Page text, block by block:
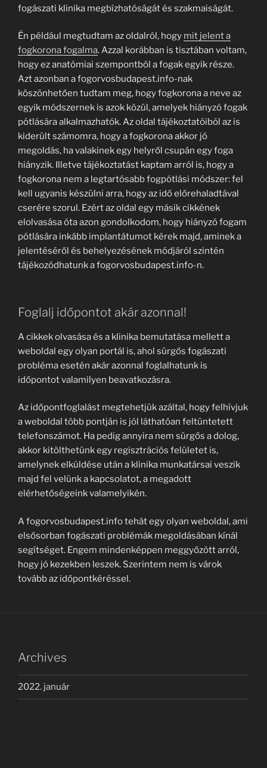
fogászati klinika megbízhatóságát és szakmaiságát.
Én például megtudtam az oldalról, hogy mit jelent a
fogkorona fogalma. Azzal korábban is tisztában voltam,
hogy ez anatómiai szempontból a fogak egyik része.
Azt azonban a fogorvosbudapest.info-nak
köszönhetően tudtam meg, hogy fogkorona a neve az
egyik módszernek is azok közül, amelyek hiányzó fogak
pótlására alkalmazhatók. Az oldal tájékoztatóiból az is
kiderült számomra, hogy a fogkorona akkor jó
megoldás, ha valakinek egy helyről csupán egy foga
hiányzik. Illetve tájékoztatást kaptam arról is, hogy a
fogkorona nem a legtartósabb fogpótlási módszer: fel
kell ugyanis készülni arra, hogy az idő előrehaladtával
cserére szorul. Ezért az oldal egy másik cikkének
elolvasása óta azon gondolkodom, hogy hiányzó fogam
pótlására inkább implantátumot kérek majd, aminek a
jelentéséről és behelyezésének módjáról szintén
tájékozódhatunk a fogorvosbudapest.info-n.
Foglalj időpontot akár azonnal!
A cikkek olvasása és a klinika bemutatása mellett a
weboldal egy olyan portál is, ahol sürgős fogászati
probléma esetén akár azonnal foglalhatunk is
időpontot valamilyen beavatkozásra.
Az időpontfoglalást megtehetjük azáltal, hogy felhívjuk
a weboldal több pontján is jól láthatóan feltüntetett
telefonszámot. Ha pedig annyira nem sürgős a dolog,
akkor kitölthetünk egy regisztrációs felületet is,
amelynek elküldése után a klinika munkatársai veszik
majd fel velünk a kapcsolatot, a megadott
elérhetőségeink valamelyikén.
A fogorvosbudapest.info tehát egy olyan weboldal, ami
elsősorban fogászati problémák megoldásában kínál
segítséget. Engem mindenképpen meggyőzött arról,
hogy jó kezekben leszek. Szerintem nem is várok
tovább az időpontkéréssel.
Archives
2022. január